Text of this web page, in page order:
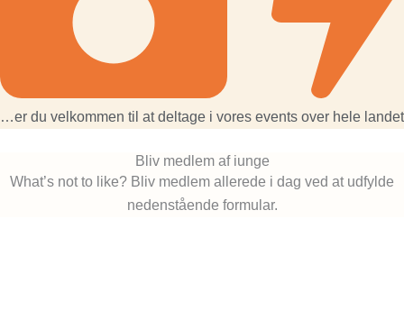
…er du velkommen til at deltage i vores events over hele landet
Bliv medlem af iunge
What’s not to like? Bliv medlem allerede i dag ved at udfylde
nedenstående formular.